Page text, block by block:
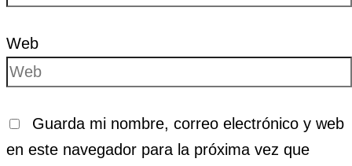
Web
Guarda mi nombre, correo electrónico y web
en este navegador para la próxima vez que